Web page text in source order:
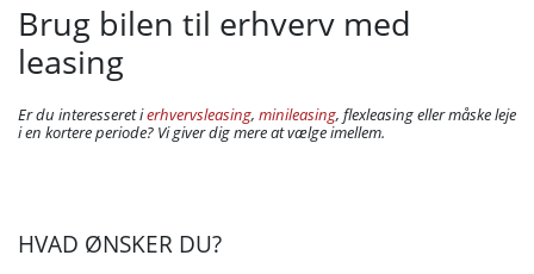
Brug bilen til erhverv med
leasing
Er du interesseret ierhvervsleasing, minileasing, flexleasing eller måske leje
i en kortere periode? Vi giver dig mere at vælge imellem.
HVAD ØNSKER DU?